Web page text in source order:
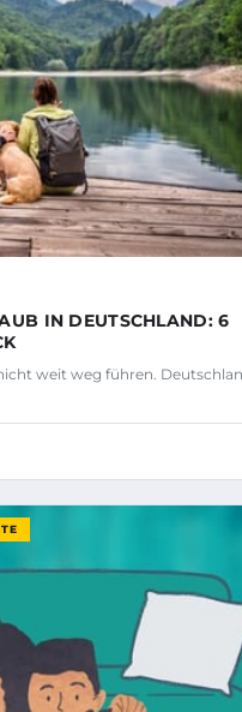
IN DEUTSCHLAND: 6
weit weg führen.